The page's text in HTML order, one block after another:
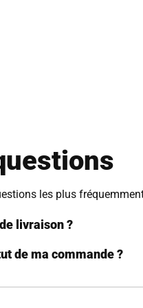
les plus
livraison ?
demande entre 7 et 10
de ma commande ?